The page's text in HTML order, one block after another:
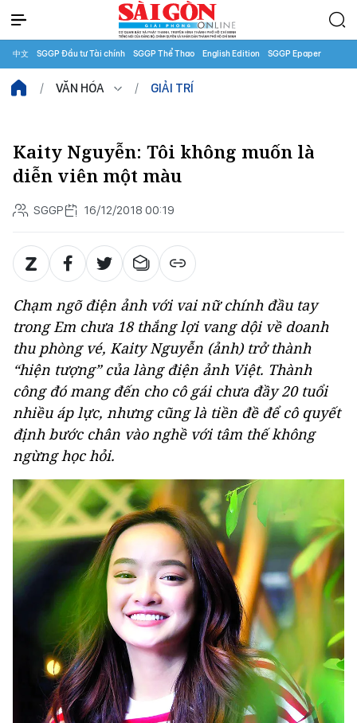
中文 SGGP Đầu tư Tài chính SGGP Thể Thao English Edition SGGP Epaper
VĂN HÓA GIẢI TRÍ
Kaity Nguyễn: Tôi không muốn là
diễn viên một màu
SGGP 16/12/2018 00:19
Chạm ngõ điện ảnh với vai nữ chính đầu tay
trong Em chưa 18 thắng lợi vang dội về doanh
thu phòng vé, Kaity Nguyễn (ảnh) trở thành
“hiện tượng” của làng điện ảnh Việt. Thành
công đó mang đến cho cô gái chưa đầy 20 tuổi
nhiều áp lực, nhưng cũng là tiền đề để cô quyết
định bước chân vào nghề với tâm thế không
ngừng học hỏi.